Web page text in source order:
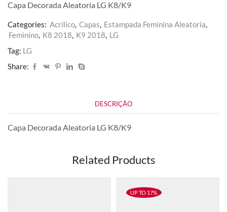
Capa Decorada Aleatoria LG K8/K9
Categories: Acrílico, Capas, Estampada Feminina Aleatoria,
Feminino, K8 2018, K9 2018, LG
Tag: LG
Share:
DESCRIÇÃO
Capa Decorada Aleatoria LG K8/K9
Related Products
UP TO 17%